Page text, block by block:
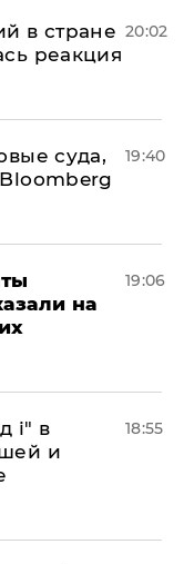
в стране
реакция
20:02
суда,
19:40
на
19:06
і" в
и
18:55